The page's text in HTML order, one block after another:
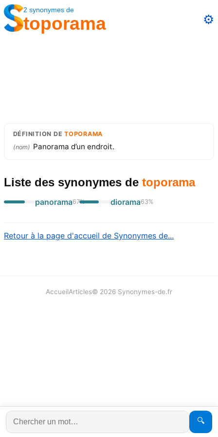
2 synonymes de
toporama ⚙️
DÉFINITION DETOPORAMA
(nom) Panorama d’un endroit.
Liste des synonymes de toporama
panorama67% diorama63%
Retour à la page d'accueil de Synonymes de...
🔍
AccueilArticles© 2026 Synonymes-de.fr